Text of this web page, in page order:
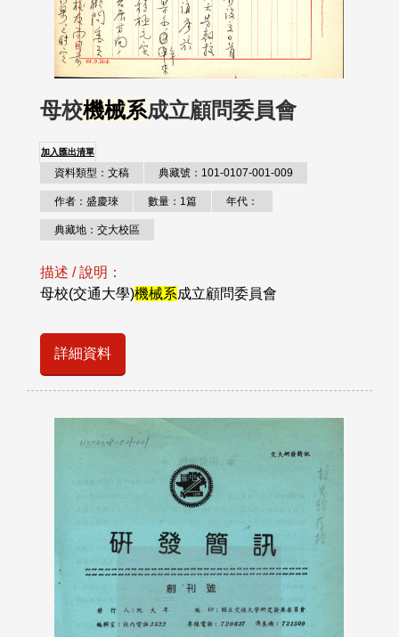
母校機械系成立顧問委員會
加入匯出清單
資料類型：文稿 典藏號：101-0107-001-009
作者：盛慶琜 數量：1篇 年代：
典藏地：交大校區
描述 / 說明：
母校(交通大學)機械系成立顧問委員會
詳細資料